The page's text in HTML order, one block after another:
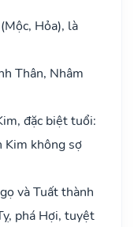
Hỏa), là
Thân, Nhâm
đặc biệt tuổi:
Kim không sợ
và Tuất thành
phá Hợi, tuyệt